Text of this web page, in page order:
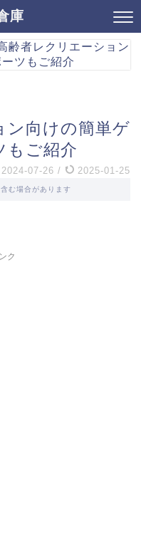
庫
齢者レクリエーション
ツもご紹介
ン向けの簡単ゲ
もご紹介
2024-07-26 / 2025-01-25
む場合があります
ク